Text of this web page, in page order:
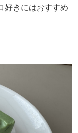
好きにはおすすめ